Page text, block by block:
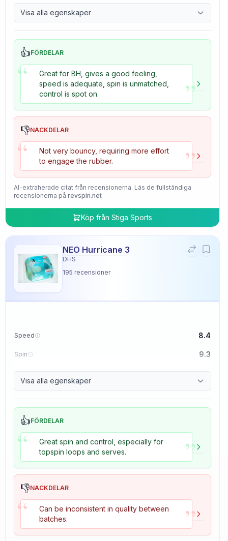
Control 9.1
Tackiness 3.3
Visa alla egenskaper
👍FÖRDELAR
“
Great for BH, gives a good feeling,
speed is adequate, spin is unmatched,
control is spot on.
”
👎NACKDELAR
“
Not very bouncy, requiring more effort
to engage the rubber.
”
AI-extraherade citat från recensionerna. Läs de fullständiga
recensionerna på revspin.net
Köp från Stiga Sports
NEO Hurricane 3
DHS
195 recensioner
Speed 8.4
Spin 9.3
Control 8.7
Tackiness 8.2
Visa alla egenskaper
👍FÖRDELAR
“
Great spin and control, especially for
topspin loops and serves.
”
👎NACKDELAR
“
Can be inconsistent in quality between
batches.
”